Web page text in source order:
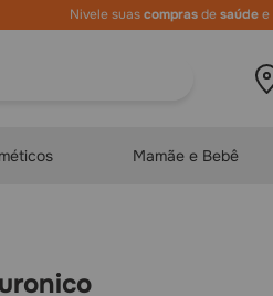
Mamãe e Bebê